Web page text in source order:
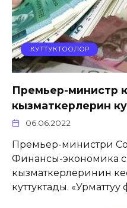
КУТТУКТООЛОР
Премьер-министр
кызматкерлерин
06.06.2022
Премьер-министри
Финансы-экономика
кызматкерлеринин
куттуктады.